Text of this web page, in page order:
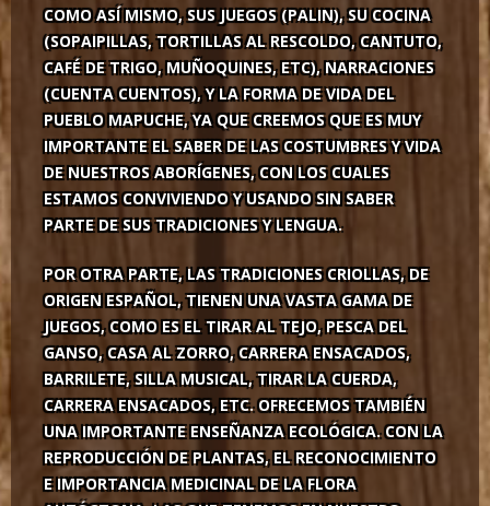
COMO ASÍ MISMO, SUS JUEGOS (PALIN), SU COCINA
(SOPAIPILLAS, TORTILLAS AL RESCOLDO, CANTUTO,
CAFÉ DE TRIGO, MUÑOQUINES, ETC), NARRACIONES
(CUENTA CUENTOS), Y LA FORMA DE VIDA DEL
PUEBLO MAPUCHE, YA QUE CREEMOS QUE ES MUY
IMPORTANTE EL SABER DE LAS COSTUMBRES Y VIDA
DE NUESTROS ABORÍGENES, CON LOS CUALES
ESTAMOS CONVIVIENDO Y USANDO SIN SABER
PARTE DE SUS TRADICIONES Y LENGUA.
POR OTRA PARTE, LAS TRADICIONES CRIOLLAS, DE
ORIGEN ESPAÑOL, TIENEN UNA VASTA GAMA DE
JUEGOS, COMO ES EL TIRAR AL TEJO, PESCA DEL
GANSO, CASA AL ZORRO, CARRERA ENSACADOS,
BARRILETE, SILLA MUSICAL, TIRAR LA CUERDA,
CARRERA ENSACADOS, ETC. OFRECEMOS TAMBIÉN
UNA IMPORTANTE ENSEÑANZA ECOLÓGICA. CON LA
REPRODUCCIÓN DE PLANTAS, EL RECONOCIMIENTO
E IMPORTANCIA MEDICINAL DE LA FLORA